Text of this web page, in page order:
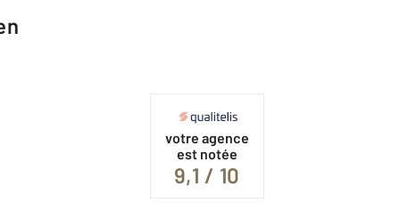
votre agence
est notée
9,1 / 10